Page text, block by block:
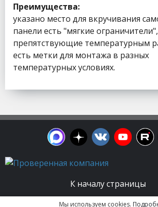
Преимущества:
указано место для вкручивания
панели есть "мягкие
препятствующие температурным
есть метки для монтажа в разных
температурных условиях.
К началу страницы
Мы используем cookies.